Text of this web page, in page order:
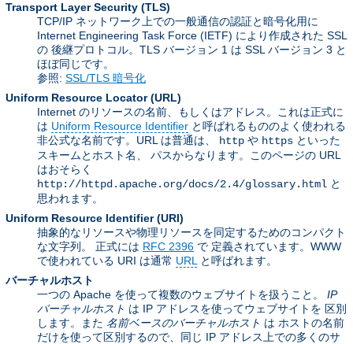
Transport Layer Security (TLS)
TCP/IP ネットワーク上での一般通信の認証と暗号化用に
Internet Engineering Task Force (IETF) により作成された SSL
の 後継プロトコル。TLS バージョン 1 は SSL バージョン 3 と
ほぼ同じです。
参照: SSL/TLS 暗号化
Uniform Resource Locator (URL)
Internet のリソースの名前、もしくはアドレス。これは正式に
は Uniform Resource Identifier と呼ばれるもののよく使われる
非公式な名前です。URL は普通は、
http や https といった
スキームとホスト名、 パスからなります。このページの URL
はおそらく
http://httpd.apache.org/docs/2.4/glossary.html と
思われます。
Uniform Resource Identifier (URI)
抽象的なリソースや物理リソースを同定するためのコンパクト
な文字列。 正式には RFC 2396 で 定義されています。WWW
で使われている URI は通常 URL
と呼ばれます。
バーチャルホスト
一つの Apache を使って複数のウェブサイトを扱うこと。 IP
バーチャルホスト は IP アドレスを使ってウェブサイトを 区別
します。また 名前ベースのバーチャルホスト は ホストの名前
だけを使って区別するので、同じ IP アドレス上での多くのサ